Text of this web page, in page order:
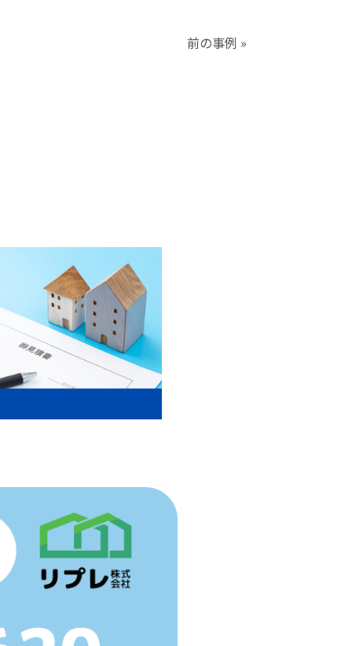
前の事例 »